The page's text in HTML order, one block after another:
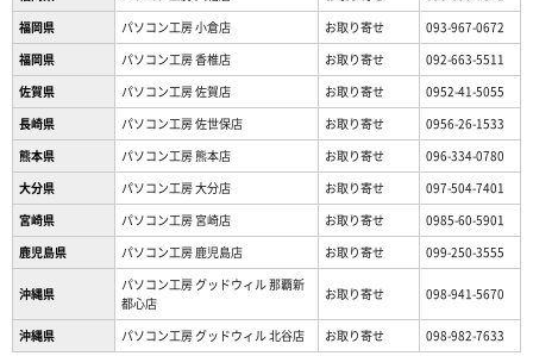
福岡県
パソコン工房 小倉店 お取り寄せ
093-967-0672
福岡県
パソコン工房 香椎店 お取り寄せ
092-663-5511
佐賀県
パソコン工房 佐賀店 お取り寄せ
0952-41-5055
長崎県
パソコン工房 佐世保店 お取り寄せ
0956-26-1533
熊本県
パソコン工房 熊本店 お取り寄せ
096-334-0780
大分県
パソコン工房 大分店 お取り寄せ
097-504-7401
宮崎県
パソコン工房 宮崎店 お取り寄せ
0985-60-5901
鹿児島県
パソコン工房 鹿児島店 お取り寄せ 099-250-3555
沖縄県
パソコン工房 グッドウィル 那覇新
都心店
お取り寄せ 098-941-5670
沖縄県 パソコン工房 グッドウィル 北谷店 お取り寄せ 098-982-7633